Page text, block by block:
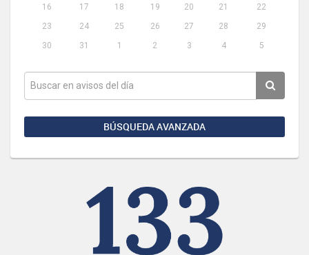
16
17 18 19 20 21
22
23
24 25 26 27 28
29
30
31 1 2 3 4 5
BÚSQUEDA AVANZADA